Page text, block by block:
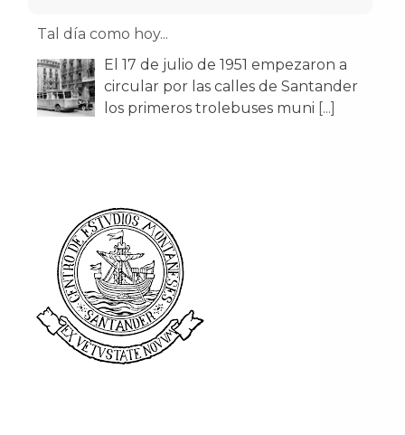
Tal día como hoy...
El 17 de julio de 1951 empezaron a
circular por las calles de Santander
los primeros trolebuses muni [...]